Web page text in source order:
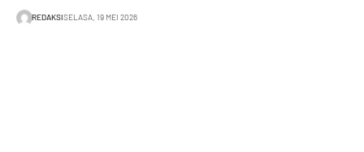
REDAKSISELASA, 19 MEI 2026